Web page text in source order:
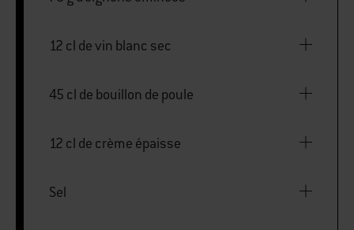
12 cl de vin blanc sec
45 cl de bouillon de poule
12 cl de crème épaisse
Sel